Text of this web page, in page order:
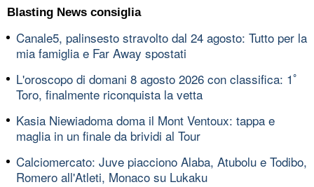
Blasting News consiglia
Canale5, palinsesto stravolto dal 24 agosto: Tutto per la
mia famiglia e Far Away spostati
L'oroscopo di domani 8 agosto 2026 con classifica: 1ﾟ
Toro, finalmente riconquista la vetta
Kasia Niewiadoma doma il Mont Ventoux: tappa e
maglia in un finale da brividi al Tour
Calciomercato: Juve piacciono Alaba, Atubolu e Todibo,
Romero all'Atleti, Monaco su Lukaku